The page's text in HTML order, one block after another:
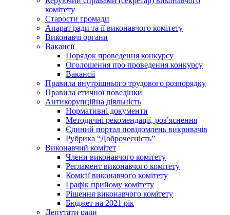
комітету
Старости громади
Апарат ради та її виконавчого комітету
Виконавчі органи
Вакансії
Порядок проведення конкурсу
Оголошення про проведення конкурсу
Вакансії
Правила внутрішнього трудового розпорядку
Правила етичної поведінки
Антикорупційна діяльність
Нормативні документи
Методичні рекомендації, роз’яснення
Єдиний портал повідомлень викривачів
Рубрика “Доброчесність”
Виконавчий комітет
Члени виконавчого комітету
Регламент виконавчого комітету
Комісії виконавчого комітету
Графік прийому комітету
Рішення виконавчого комітету
Бюджет на 2021 рік
Депутати ради